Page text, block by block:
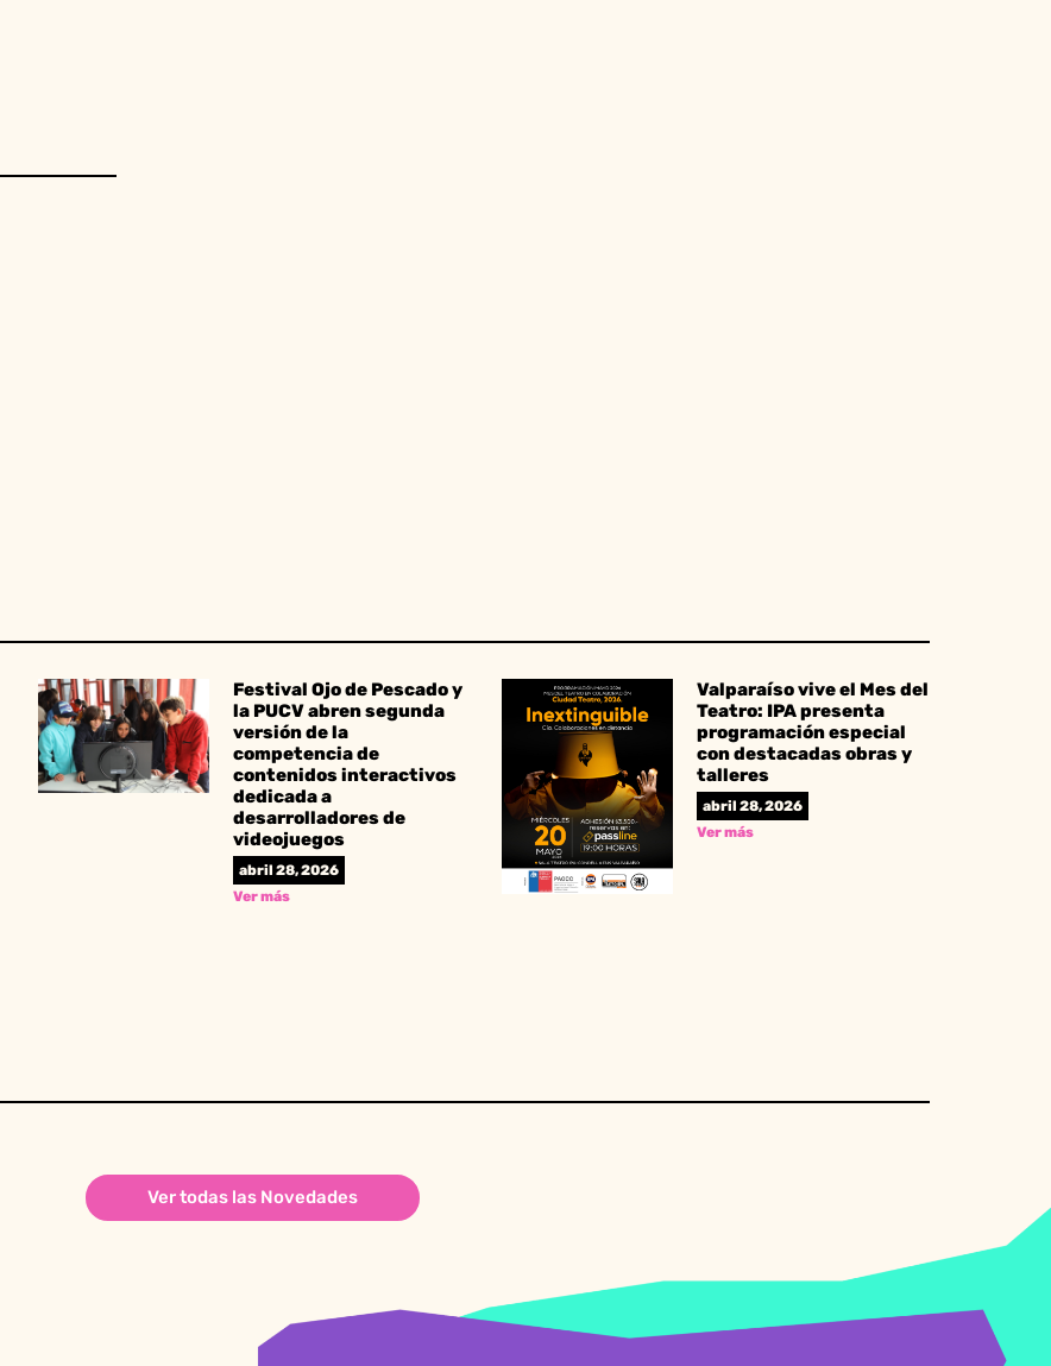
Festival Ojo de Pescado y
la PUCV abren segunda
versión de la
competencia de
contenidos interactivos
dedicada a
desarrolladores de
videojuegos
abril 28, 2026
Ver más
Valparaíso vive el Mes del
Teatro: IPA presenta
programación especial
con destacadas obras y
talleres
abril 28, 2026
Ver más
Ver todas las Novedades